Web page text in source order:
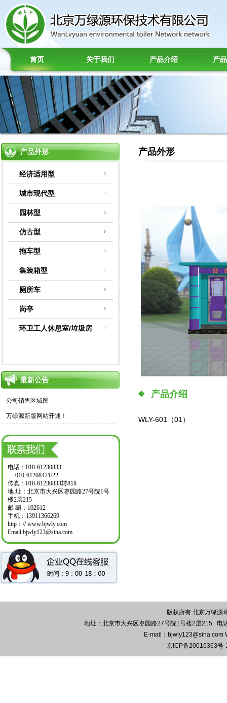
首页 关于我们 产品介绍 产
产品外形
经济适用型
城市现代型
园林型
仿古型
拖车型
集装箱型
厕所车
岗亭
环卫工人休息室/垃圾房
最新公告
公司销售区域图
万绿源新版网站开通！
电话：010-61230833
010-61208421/22
传真：010-61230833转818
地 址：北京市大兴区枣园路27号院1号
楼2层215
邮 编：102612
手机：13911366269
http：// www.bjwly.com
Email:bjwly123@sina.com
产品外形
产品介绍
WLY-601（01）
版权所有 北京万绿源
地址：北京市大兴区枣园路27号院1号楼2层215
E-mail：bjwly123@sina.com
京ICP备20016363号-